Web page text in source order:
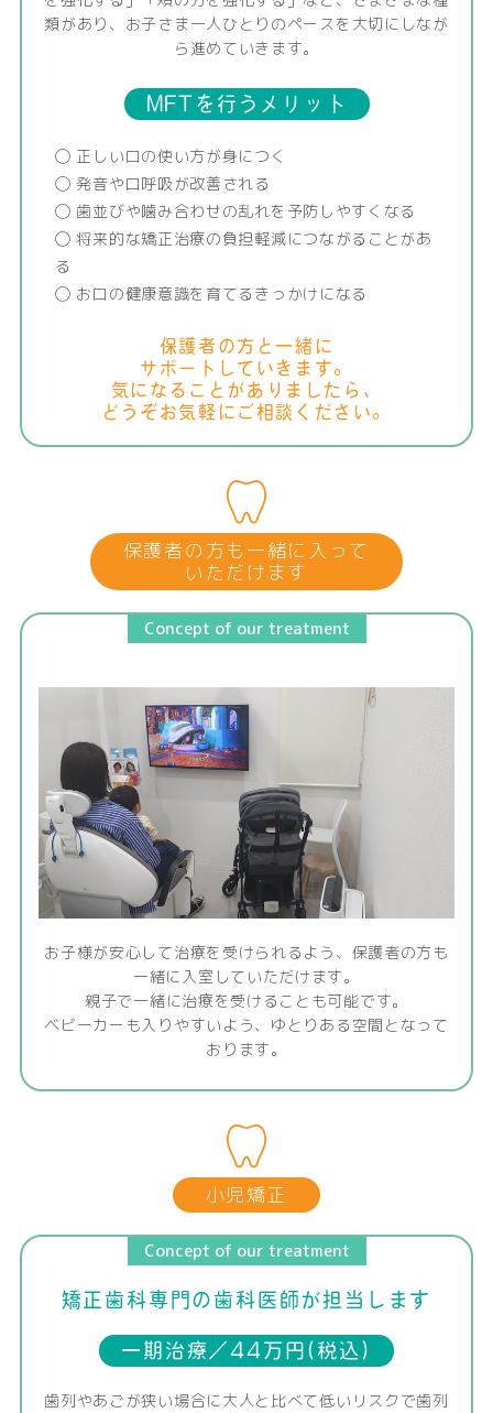
類があり、お子さま一人ひとりのペースを大切にしなが
ら進めていきます。
MFTを行うメリット
◯ 正しい口の使い方が身につく
◯ 発音や口呼吸が改善される
◯ 歯並びや噛み合わせの乱れを予防しやすくなる
◯ 将来的な矯正治療の負担軽減につながることがあ
る
◯ お口の健康意識を育てるきっかけになる
保護者の方と一緒に
サポートしていきます。
気になることがありましたら、
どうぞお気軽にご相談ください。
保護者の方も一緒に入って
いただけます
Concept of our treatment
お子様が安心して治療を受けられるよう、保護者の方も
一緒に入室していただけます。
親子で一緒に治療を受けることも可能です。
ベビーカーも入りやすいよう、ゆとりある空間となって
おります。
小児矯正
Concept of our treatment
矯正歯科専門の歯科医師が担当します
一期治療／44万円(税込)
歯列やあごが狭い場合に大人と比べて低いリスクで歯列